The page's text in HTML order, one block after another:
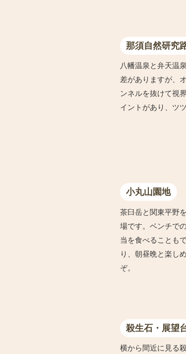
那須自然研究
八幡温泉と弁天温
差がありますが、
ンネルを抜けて視
イントがあり、ツ
小丸山園地
茶臼岳と関東平野
場です。ベンチで
当を食べることも
り、朝昼晩と楽し
ぞ。
殺生石・展望
横から間近に見る